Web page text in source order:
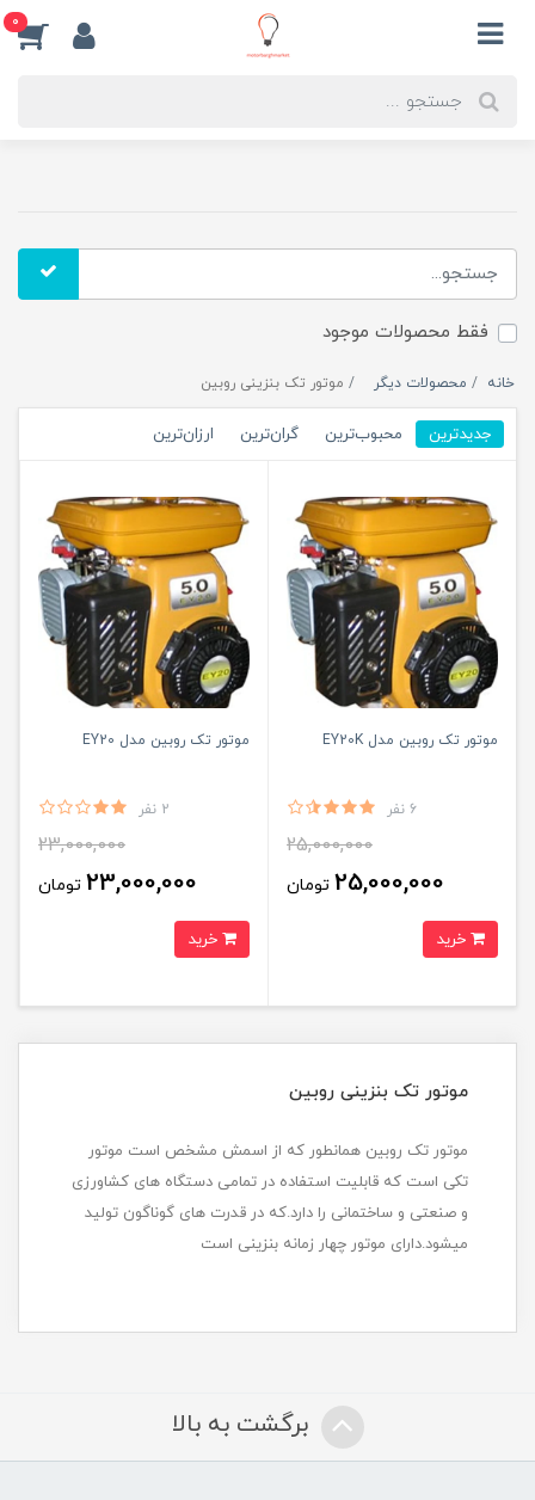
0
فقط محصولات موجود
خانه محصولات دیگر موتور تک بنزینی روبین
جدیدترین محبوب‌ترین گران‌ترین ارزان‌ترین
موتور تک روبین مدل EY20K
6 نفر
25,000,000
25,000,000 تومان
موتور تک روبین مدل EY20
2 نفر
23,000,000
23,000,000 تومان
موتور تک بنزینی روبین
موتور تک روبین همانطور که از اسمش مشخص است موتور
تکی است که قابلیت استفاده در تمامی دستگاه های کشاورزی
و صنعتی و ساختمانی را دارد.که در قدرت های گوناگون تولید
میشود.دارای موتور چهار زمانه بنزینی است
برگشت به بالا